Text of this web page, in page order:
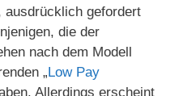
ausdrücklich gefordert
die der
nach dem Modell
„Low Pay
Allerdings erscheint